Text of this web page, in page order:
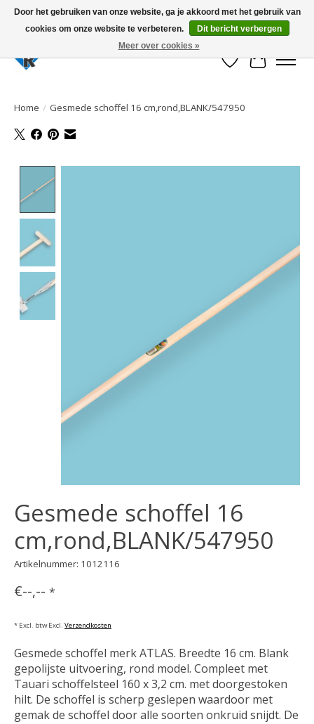
Large selection of products and fast shipping!
Verlanglijst
Home / Gesmede schoffel 16 cm,rond,BLANK/547950
Gesmede schoffel 16
cm,rond,BLANK/547950
Artikelnummer: 1012116
€--,-- *
* Excl. btw Excl. Verzendkosten
Gesmede schoffel merk ATLAS. Breedte 16 cm. Blank
gepolijste uitvoering, rond model. Compleet met
Tauari schoffelsteel 160 x 3,2 cm. met doorgestoken
hilt. De schoffel is scherp geslepen waardoor met
gemak de schoffel door alle soorten onkruid snijdt. De
Door het gebruiken van onze website, ga je akkoord met het gebruik van
cookies om onze website te verbeteren.
Dit bericht verbergen
Meer over cookies »